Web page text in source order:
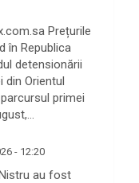
Prețurile
în Republica
detensionării
din Orientul
primei
- 12:20
au fost